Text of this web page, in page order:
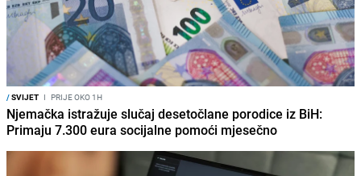
/SVIJET I PRIJE OKO 1H
Njemačka istražuje slučaj desetočlane porodice iz BiH:
Primaju 7.300 eura socijalne pomoći mjesečno